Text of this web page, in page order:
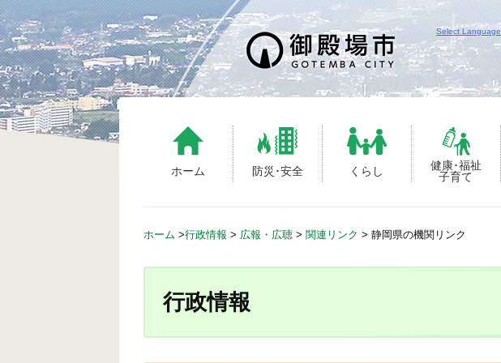
S
k
i
p
t
o
c
ホーム 防災･安全 くらし
健康･福祉
子育て
Select Language
ホーム >行政情報 > 広報・広聴 > 関連リンク > 静岡県の機関リンク
行政情報